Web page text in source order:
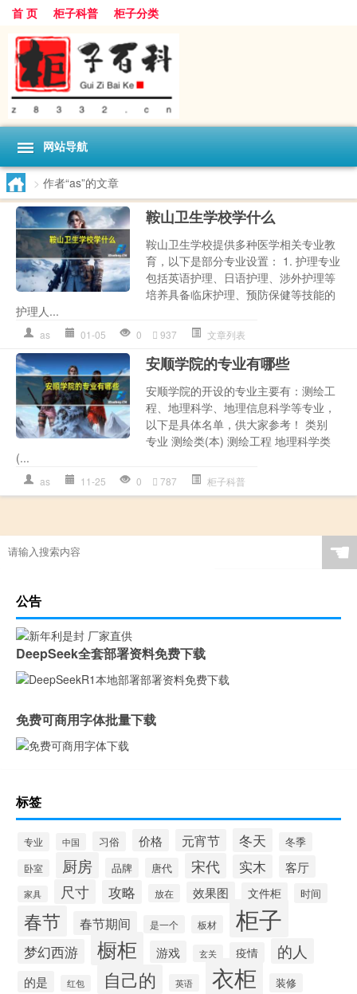
首 页 柜子科普 柜子分类
网站导航
> 作者“as”的文章
鞍山卫生学校学什么
鞍山卫生学校提供多种医学相关专业教
育，以下是部分专业设置： 1. 护理专业
包括英语护理、日语护理、涉外护理等
培养具备临床护理、预防保健等技能的
护理人...
as 01-05 0 937 文章列表
安顺学院的专业有哪些
安顺学院的开设的专业主要有：测绘工
程、地理科学、地理信息科学等专业，
以下是具体名单，供大家参考！ 类别
专业 测绘类(本) 测绘工程 地理科学类
(...
as 11-25 0 787 柜子科普
☚
公告
DeepSeek全套部署资料免费下载
免费可商用字体批量下载
标签
专业 中国 习俗 价格 元宵节 冬天 冬季
卧室 厨房 品牌 唐代 宋代 实木 客厅
家具 尺寸 攻略 放在 效果图 文件柜 时间
春节 春节期间 是一个 板材 柜子
梦幻西游 橱柜 游戏 玄关 疫情 的人
的是 红包 自己的 英语 衣柜 装修